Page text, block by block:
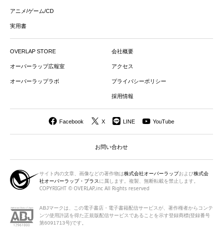
アニメ/ゲーム/CD
実用書
OVERLAP STORE
オーバーラップ広報室
オーバーラップラボ
会社概要
アクセス
プライバシーポリシー
採用情報
Facebook X LINE YouTube
お問い合わせ
サイト内の文章、画像などの著作物は株式会社オーバーラップおよび株式会
社オーバーラップ・プラスに属します。複製、無断転載を禁止します。
COPYRIGHT © OVERLAP,inc All Rights reserved
ABJマークは、この電子書店・電子書籍配信サービスが、著作権者からコンテ
ンツ使用許諾を得た正規版配信サービスであることを示す登録商標(登録番号
第6091713号)です。